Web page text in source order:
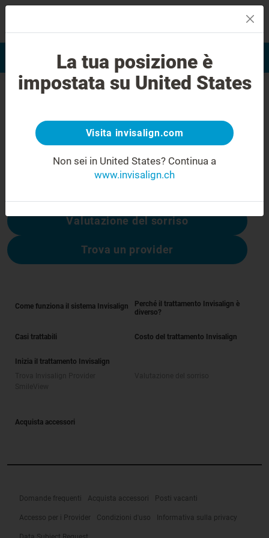
Valutazione del sorriso Trova Invisalign Provider
Errore 404
Non rimanere deluso
Questa pagina non è disponibile, altre sono:
Valutazione del sorriso
Trova un provider
Come funziona il sistema Invisalign
Perché il trattamento Invisalign è
diverso?
Casi trattabili Costo del trattamento Invisalign
Inizia il trattamento Invisalign
Acquista accessori
Domande frequenti Acquista accessori Posti vacanti
Accesso per i Provider Condizioni d'uso Informativa sulla privacy
La tua posizione è
impostata su United States
Visita invisalign.com
Non sei in United States? Continua a
www.invisalign.ch